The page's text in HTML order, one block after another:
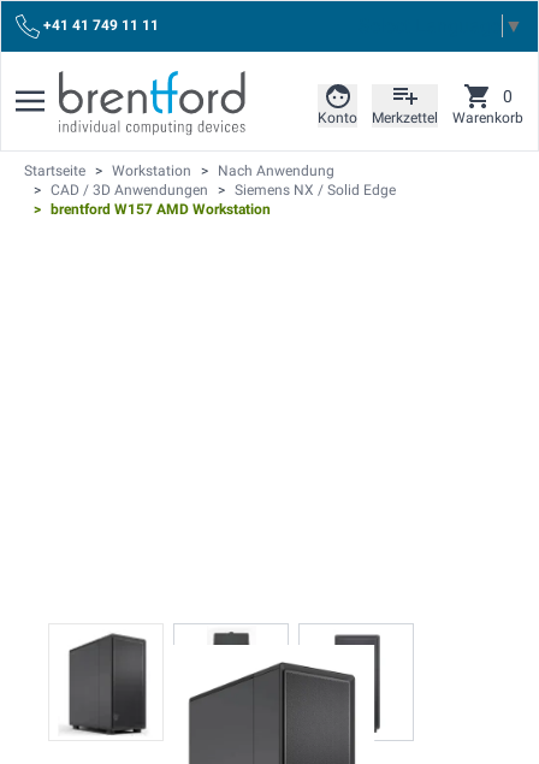
+41 41 749 11 11 ▼
Konto Merkzettel Warenkorb
0
Startseite > Workstation >
Nach Anwendung
> CAD / 3D Anwendungen > Siemens NX / Solid Edge
>
brentford W157 AMD Workstation